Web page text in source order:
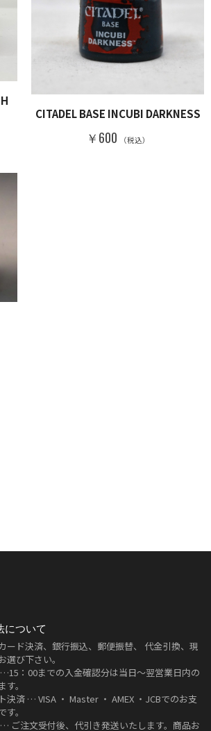
CITADEL BASE INCUBI DARKNESS
￥600 （税込）
について
ード決済、銀行振込、郵便振替、 代金引換、現
選び下さい。
…15：00までの入金確認分は当日～翌営業日内の
。
決済 … VISA ・ Master ・ AMEX ・JCBでのお支
。
… ご注文受付後、代引き発送いたします。商品お